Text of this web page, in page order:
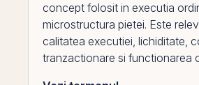
concept folosit in executia
microstructura pietei. Este
calitatea executiei, lichiditate,
tranzactionare si functionarea